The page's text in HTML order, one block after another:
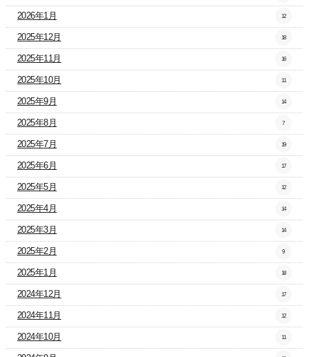
2026年1月 12
2025年12月 18
2025年11月 16
2025年10月 11
2025年9月 14
2025年8月 7
2025年7月 19
2025年6月 17
2025年5月 12
2025年4月 14
2025年3月 14
2025年2月 9
2025年1月 18
2024年12月 17
2024年11月 12
2024年10月 11